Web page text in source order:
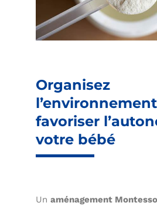
Organisez
favoriser
votre bébé
Unaménagement